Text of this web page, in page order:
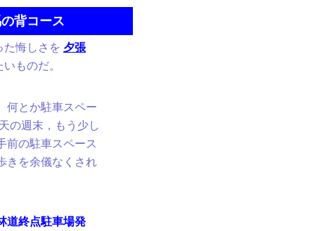
背コース
悔しさを 夕張
ものだ。
とか駐車スペー
の週末，もう少し
前の駐車スペース
きを余儀なくされ
終点駐車場発